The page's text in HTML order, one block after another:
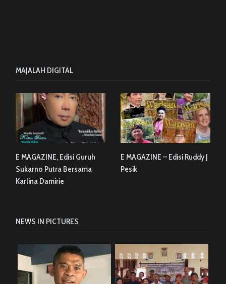
MAJALAH DIGITAL
E MAGAZINE, Edisi Guruh
Sukarno Putra Bersama
Karlina Damirie
E MAGAZINE – Edisi Ruddy J
Pesik
NEWS IN PICTURES